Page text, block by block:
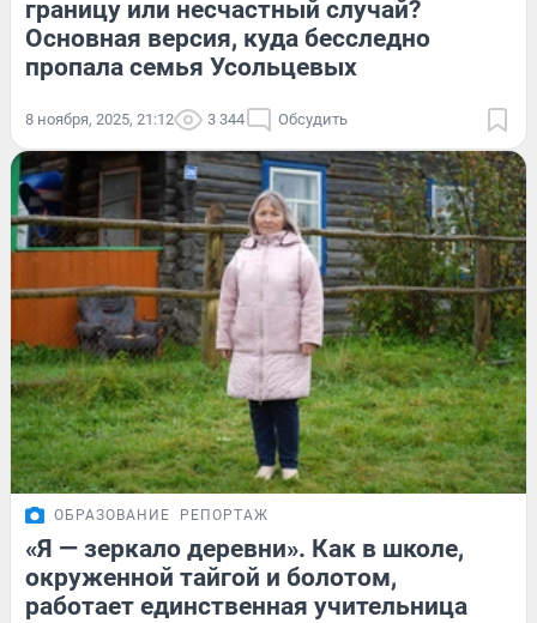
границу или несчастный случай?
Основная версия, куда бесследно
пропала семья Усольцевых
8 ноября, 2025, 21:12 3 344 Обсудить
ОБРАЗОВАНИЕ РЕПОРТАЖ
«Я — зеркало деревни». Как в школе,
окруженной тайгой и болотом,
работает единственная учительница